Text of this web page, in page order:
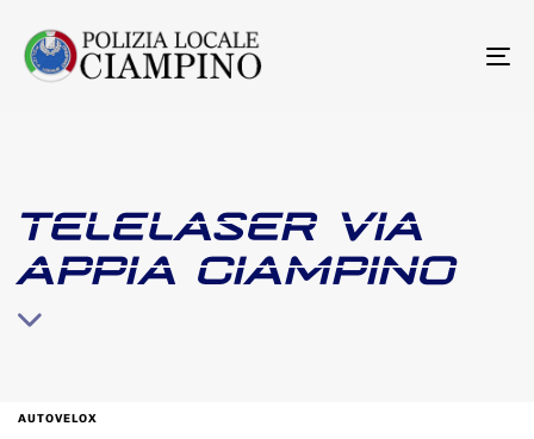
TELELASER VIA
APPIA CIAMPINO
AUTOVELOX